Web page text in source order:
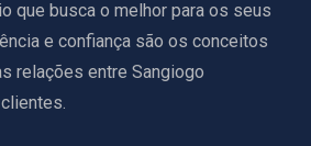
que busca o melhor para os seus
e confiança são os conceitos
relações entre Sangiogo